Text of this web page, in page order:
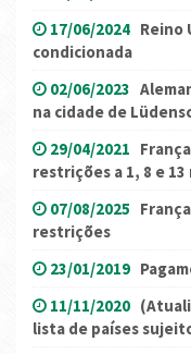
17/06/2024 Reino
condicionada
02/06/2023
na cidade de
29/04/2021
restrições a 1, 8 e 13
07/08/2025
restrições
23/01/2019
11/11/2020
lista de países